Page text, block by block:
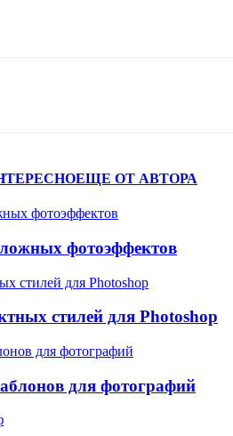
ЕЩЕ ОТ АВТОРА
фотоэффектов
стилей для Photoshop
для фотографий